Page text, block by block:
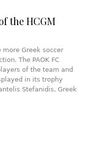
the HCGM
more Greek soccer
The PAOK FC
of the team and
in its trophy
Stefanidis, Greek